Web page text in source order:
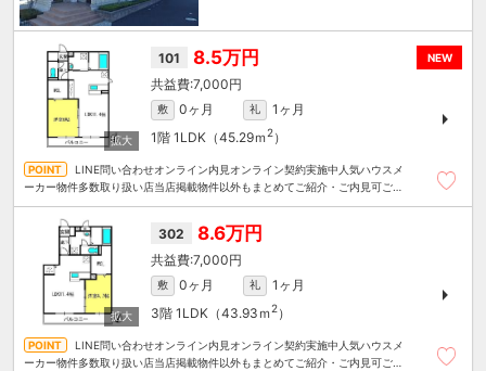
NEW
101 8.5万円
7,000円
敷 0ヶ月 礼
1ヶ月
1階 1LDK（45.29ｍ 2）
LINE問い合わせオンライン内見オンライン契約実施中人気ハウスメ
ーカー物件多数取り扱い店当店掲載物件以外もまとめてご紹介・ご内見可ご予
302 8.6万円
7,000円
敷 0ヶ月 礼
1ヶ月
3階 1LDK（43.93ｍ 2）
LINE問い合わせオンライン内見オンライン契約実施中人気ハウスメ
ーカー物件多数取り扱い店当店掲載物件以外もまとめてご紹介・ご内見可ご予